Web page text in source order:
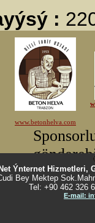
:
Ýnternet Hizmetleri,
Bey Mektep
Tel: +90 462 326
E-mail: